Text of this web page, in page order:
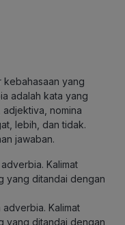
kebahasaan yang
adalah kata yang
nomina
lebih, dan tidak.
jawaban.
Kalimat
yang ditandai dengan
adverbia. Kalimat
yang ditandai dengan